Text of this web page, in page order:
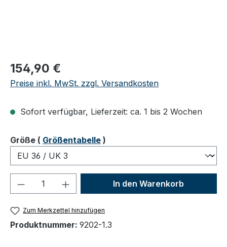
Regulärer Preis:
154,90 €
Preise inkl. MwSt. zzgl. Versandkosten
Sofort verfügbar, Lieferzeit: ca. 1 bis 2 Wochen
Größeauswählen
( Größentabelle )
Produkt Anzahl: Gib denIn den Warenkorb
Zum Merkzettel hinzufügen
Produktnummer: 9202-1.3